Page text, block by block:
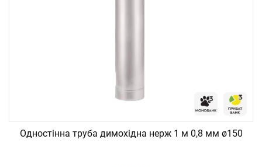
Одностінна труба димохідна нерж 1 м 0,8 мм ø150